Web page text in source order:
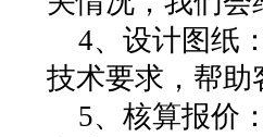
4、设计图纸
技术要求，帮助
5、核算报价